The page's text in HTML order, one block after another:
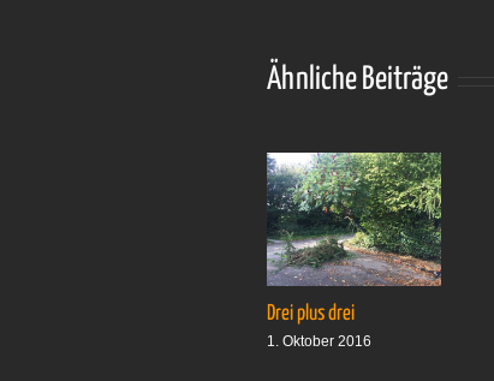
Ähnliche Beiträge
Drei plus drei
1. Oktober 2016